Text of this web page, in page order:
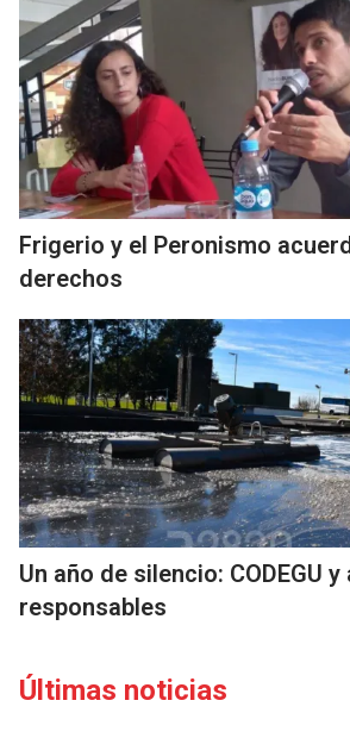
Frigerio y el Peronismo
derechos
Un año de silencio: CODEGU
responsables
Últimas noticias